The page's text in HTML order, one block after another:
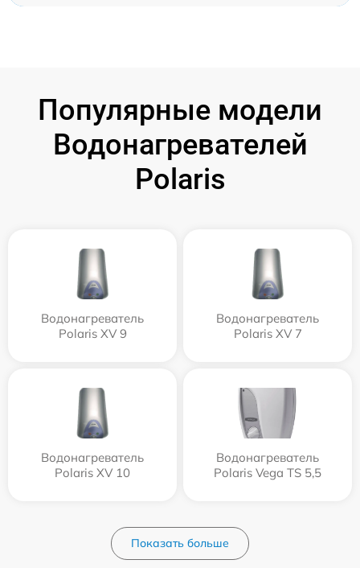
Популярные модели
Водонагревателей
Polaris
Водонагреватель
Polaris XV 9
Водонагреватель
Polaris XV 7
Водонагреватель
Polaris XV 10
Водонагреватель
Polaris Vega TS 5,5
Показать больше